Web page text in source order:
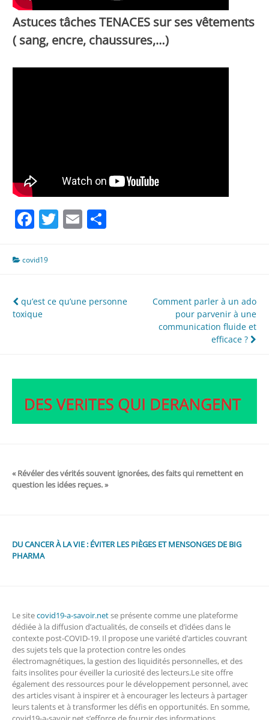
Astuces tâches TENACES sur ses vêtements
( sang, encre, chaussures,…)
Facebook
Twitter
Email
covid19
Navigation
de
qu’est ce qu’une personne
toxique
Comment parler à un ado
pour parvenir à une
communication fluide et
efficace ?
« Révéler des vérités souvent ignorées, des faits qui remettent en
question les idées reçues. »
DU CANCER À LA VIE : ÉVITER LES PIÈGES ET MENSONGES DE BIG
PHARMA
Le sitecovid19-a-savoir.netse présente comme une plateforme
dédiée à la diffusion d’actualités, de conseils et d’idées dans le
contexte post-COVID-19. Il propose une variété d’articles couvrant
des sujets tels que la protection contre les ondes
électromagnétiques, la gestion des liquidités personnelles, et des
faits insolites pour éveiller la curiosité des lecteurs.Le site offre
également des ressources pour le développement personnel, avec
des articles visant à inspirer et à encourager les lecteurs à partager
leurs talents et à transformer les défis en opportunités. En somme,